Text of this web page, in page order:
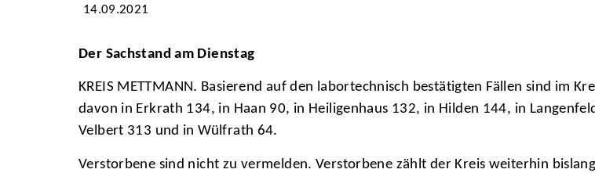
14.09.2021
Der Sachstand am Dienstag
KREIS METTMANN. Basierend auf den labortechnisch bestätigten Fällen sind im
davon in Erkrath 134, in Haan 90, in Heiligenhaus 132, in Hilden 144, in
Velbert 313 und in Wülfrath 64.
Verstorbene sind nicht zu vermelden. Verstorbene zählt der Kreis weiterhin